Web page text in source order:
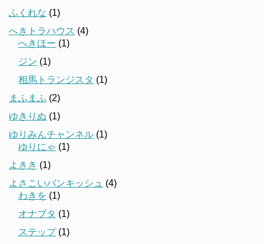
ふくれな (1)
へきトラハウス (4)
へきほー (1)
ジン (1)
相馬トランジスタ (1)
まふまふ (2)
ゆきりぬ (1)
ゆりみんチャンネル (1)
ゆりにゃ (1)
よきき (1)
よさこいバンキッシュ (4)
わきを (1)
オナブタ (1)
ステップ(1)